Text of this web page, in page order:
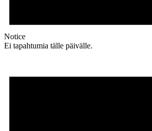
Notice
Ei tapahtumia tälle päivälle.